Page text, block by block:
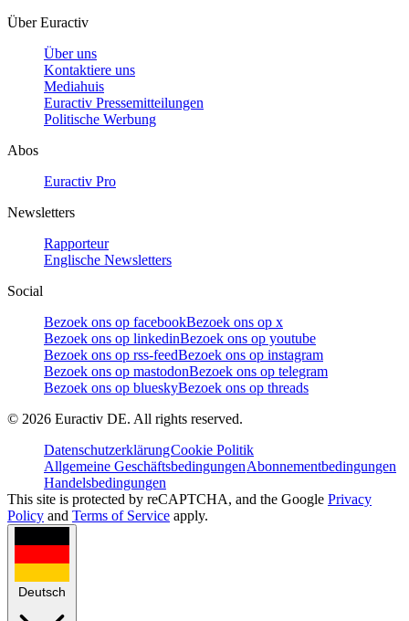
Über Euractiv
Über uns
Kontaktiere uns
Mediahuis
Euractiv Pressemitteilungen
Politische Werbung
Abos
Euractiv Pro
Newsletters
Rapporteur
Englische Newsletters
Social
Bezoek ons op facebookBezoek ons op x
Bezoek ons op linkedinBezoek ons op youtube
Bezoek ons op rss-feedBezoek ons op instagram
Bezoek ons op mastodonBezoek ons op telegram
Bezoek ons op blueskyBezoek ons op threads
© 2026 Euractiv DE. All rights reserved.
DatenschutzerklärungCookie Politik
Allgemeine GeschäftsbedingungenAbonnementbedingungen
Handelsbedingungen
This site is protected by reCAPTCHA, and the Google Privacy
Policy and Terms of Service apply.
Deutsch